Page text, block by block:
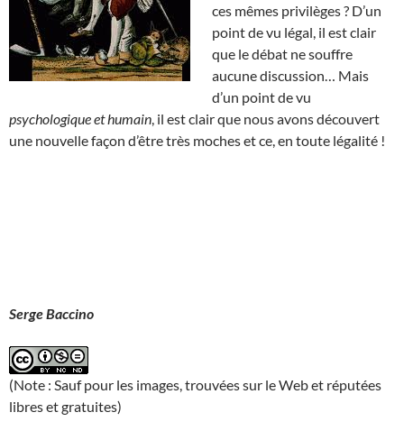
ces mêmes privilèges ? D’un
point de vu légal, il est clair
que le débat ne souffre
aucune discussion… Mais
d’un point de vu
psychologique et humain , il est clair que nous avons découvert
une nouvelle façon d’être très moches et ce, en toute légalité !
Serge Baccino
(Note : Sauf pour les images, trouvées sur le Web et réputées
libres et gratuites)